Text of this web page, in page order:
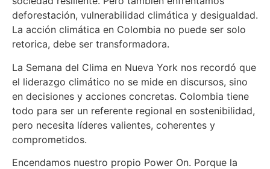
deforestación, vulnerabilidad climática y desigualdad.
La acción climática en Colombia no puede ser solo
retorica, debe ser transformadora.
La Semana del Clima en Nueva York nos recordó que
el liderazgo climático no se mide en discursos, sino
en decisiones y acciones concretas. Colombia tiene
todo para ser un referente regional en sostenibilidad,
pero necesita líderes valientes, coherentes y
comprometidos.
Encendamos nuestro propio Power On. Porque la